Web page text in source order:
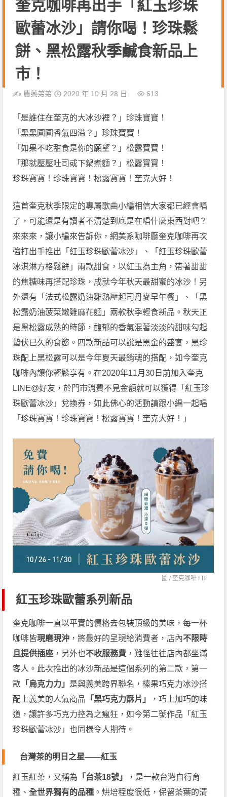
奎克咖啡再出手「紅玉珍珠
歐蕾冰沙」請你喝！珍珠鬆
餅、黑松露秋季鹹食新品上
市！
✍️ 農藥弟弟 2020 年 10 月 28 日 613
「是誰住在奎克的大冰沙裡？」珍珠寶寶！
「黑黑圓圓香氣四溢？」珍珠寶寶！
「如果不吃甜食是你的願望？」松露寶寶！
「那就壓壓吐司或下鍋煮麵？」松露寶寶！
珍珠寶寶！珍珠寶寶！松露寶寶！奎克大好！
這首奎克秋季限定的專屬歌曲小編相信大家都已經會唱
了，可能還是有讀者不清楚到底是在唱什麼東西對吧？
來來來，讓小編來告訴你，網美系咖啡廳奎克咖啡再次
強打出手推出「紅玉珍珠歐蕾冰沙」、「紅玉珍珠歐蕾
冰淇淋方格鬆餅」兩款甜食，以紅玉為主角，帶著甜甜
的焦糖味再搭配珍珠，成就今年秋天最甜蜜的冰沙！另
外還有「法式松露奶油雞熱壓起司丹麥早午餐」、「黑
松露奶油菠菜嫩雞麻花麵」兩款秋季輕食新品。秋天正
是黑松露成熟的時節，馥郁的香氣混著淡淡的甜味勾起
蟄伏已久的食慾。四款新品可以說是黑金的盛宴，黑珍
珠配上黑松露可以是今年夏天最銷魂的搭配，如今奎克
咖啡內讓你輕鬆享有。在2020年11月30日前加入奎克
LINE@好友，於門市消費不見金額就可以獲得「紅玉珍
珠歐蕾冰沙」兌換券，如此佛心的活動請跟小編一起唱
「珍珠寶寶！珍珠寶寶！松露寶寶！奎克大好！」
圖 /奎克咖啡 FB
紅玉珍珠歐蕾系列新品
奎克咖啡一直以平實的價格去包裝頂級的美味，每一杯
咖啡皆現磨現沖 ，將最好的呈現給消費者，店內不限時
且提供插座 ，另外也不收服務費 ，難怪往往店內都坐滿
客人。此次推出的冰沙新品是這個系列的第二款，第一
款 「烏克力力」 是與義美跨界聯名，榛果巧克力冰沙搭
配上義美的人氣商品 「黑巧克力酥片」
，巧上加巧的味
道，讓許多巧克力控為之瘋狂，如今第二號作品「紅玉
珍珠歐蕾冰沙」也同樣令人期待。
台灣茶的明日之星——紅玉
紅玉紅茶，又稱為 「台茶18號」
，是一款台灣自行育
種、全世界獨有的品種 。烘培程度很低，保留茶葉的清